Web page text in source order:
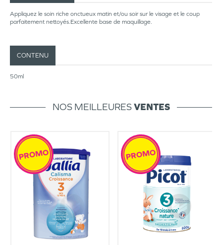
Appliquez le soin riche onctueux matin et/ou soir sur le visage et le coup
parfaitement nettoyés.Excellente base de maquillage.
CONTENU
50ml
NOS MEILLEURESVENTES
PROMO PROMO